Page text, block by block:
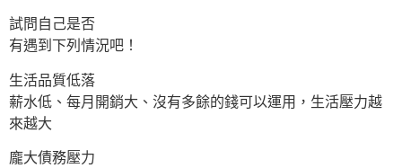
試問自己是否
有遇到下列情況吧！
生活品質低落
薪水低、每月開銷大、沒有多餘的錢可以運用，生活壓力越
來越大
龐大債務壓力